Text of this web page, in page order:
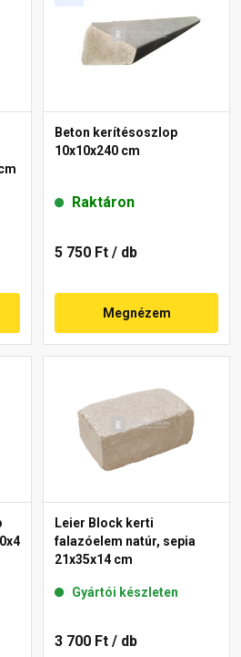
Beton kerítésoszlop
10x10x240 cm
Raktáron
5 750 Ft / db
Megnézem
Leier Block kerti
falazóelem natúr, sepia
21x35x14 cm
Gyártói készleten
3 700 Ft / db